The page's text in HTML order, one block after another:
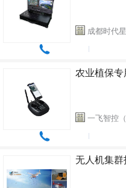
成都时代
农业植保
一飞智控
无人机集群